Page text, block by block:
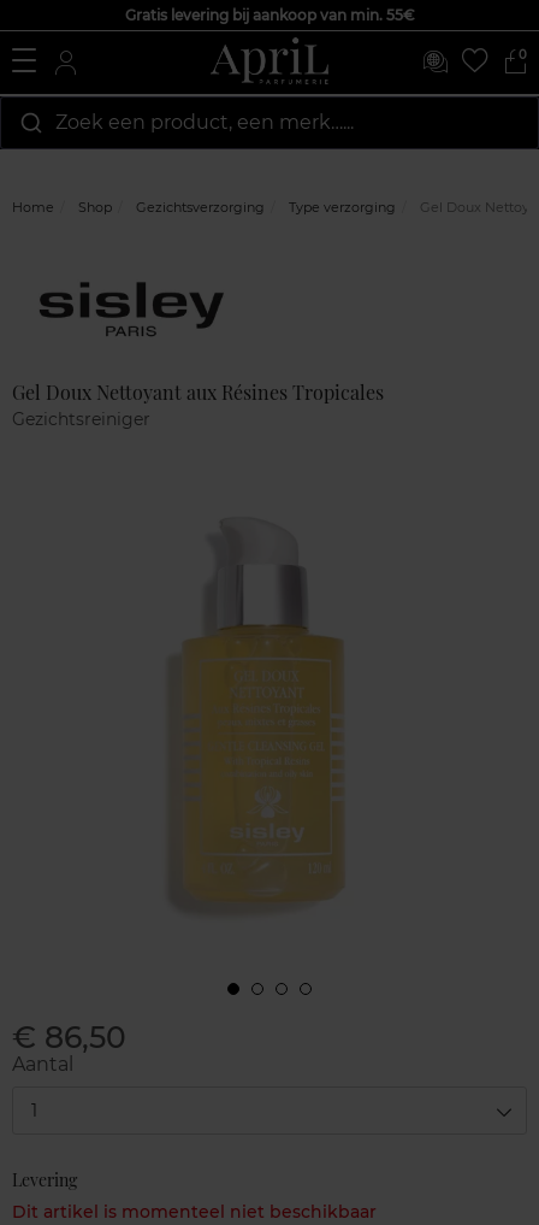
Gratis levering bij aankoop van min. 55€
0
Zoek een product, een merk…...
Home Shop Gezichtsverzorging Type verzorging Gel Doux
Gel Doux Nettoyant aux Résines Tropicales
Gezichtsreiniger
€ 86,50
Aantal
1
Levering
Dit artikel is momenteel niet beschikbaar